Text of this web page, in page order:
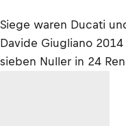
Siege waren Ducati
Davide Giugliano
sieben Nuller in 24